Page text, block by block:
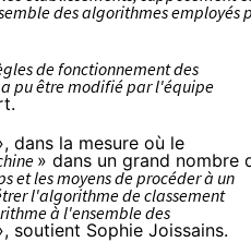
des algorithmes employés
de fonctionnement des
pu être modifié par l'équipe
dans la mesure où le
» dans un grand nombre
et les moyens de procéder à un
l'algorithme de classement
à l'ensemble des
soutient Sophie Joissains.